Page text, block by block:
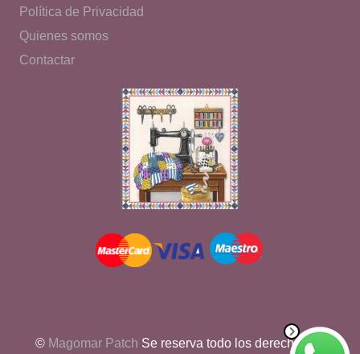
Política de Privacidad
Quienes somos
Contactar
© Magomar Patch Se reserva todo los derechos de